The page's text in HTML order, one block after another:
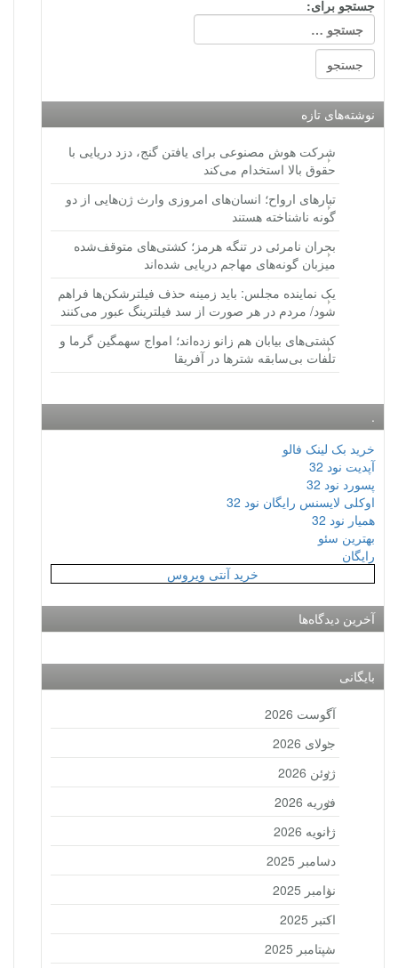
جستجو برای:
نوشته‌های تازه
شرکت هوش مصنوعی برای یافتن گنج، دزد دریایی با
حقوق بالا استخدام می‌کند
تبارهای ارواح؛ انسان‌های امروزی وارث ژن‌هایی از دو
گونه ناشناخته هستند
بحران نامرئی در تنگه هرمز؛ کشتی‌های متوقف‌شده
میزبان گونه‌های مهاجم دریایی شده‌اند
یک نماینده مجلس: باید زمینه حذف فیلترشکن‌ها فراهم
شود/ مردم در هر صورت از سد فیلترینگ عبور می‌کنند
کشتی‌های بیابان هم زانو زده‌اند؛ امواج سهمگین گرما و
تلفات بی‌سابقه شترها در آفریقا
.
خرید بک لینک فالو
آپدیت نود 32
پسورد نود 32
اوکلی لایسنس رایگان نود 32
همیار نود 32
بهترین سئو
رایگان
خرید آنتی ویروس
آخرین دیدگاه‌ها
بایگانی
آگوست 2026
جولای 2026
ژوئن 2026
فوریه 2026
ژانویه 2026
دسامبر 2025
نوامبر 2025
اکتبر 2025
سپتامبر 2025